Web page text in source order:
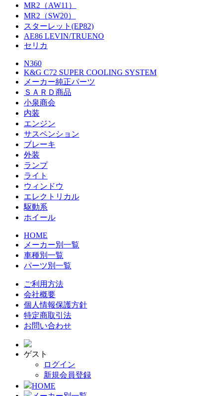
MR2（AW11）
MR2（SW20）
スターレット(EP82)
AE86 LEVIN/TRUENO
セリカ
N360
K&G C72 SUPER COOLING SYSTEM
メーカー純正パーツ
ＳＡＲＤ商品
小泉商会
内装
エンジン
サスペンション
ブレーキ
外装
ランプ
ライト
ウィンドウ
エレクトリカル
駆動系
ホイール
HOME
メーカー別一覧
車種別一覧
パーツ別一覧
ご利用方法
会社概要
個人情報保護方針
特定商取引法
お問い合わせ
ゲスト
ログイン
新規会員登録
HOME